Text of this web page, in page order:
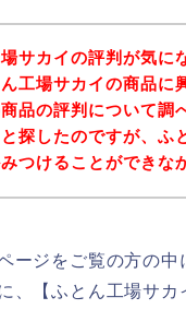
サカイの評判が気に
工場サカイの商品に
品の評判について調
探したのですが、ふ
つけることができな
ージをご覧の方の
、【ふとん工場サ